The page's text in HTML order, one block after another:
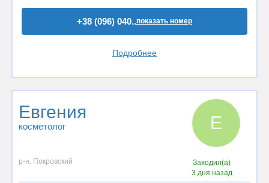
+38 (096) 040..показать номер
Подробнее
Евгения
косметолог Е
р-н. Покровский
Заходил(а)
3 дня назад